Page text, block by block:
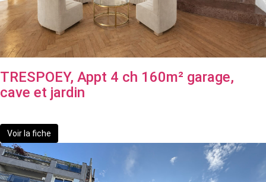
TRESPOEY, Appt 4 ch 160m² garage,
cave et jardin
Voir la fiche